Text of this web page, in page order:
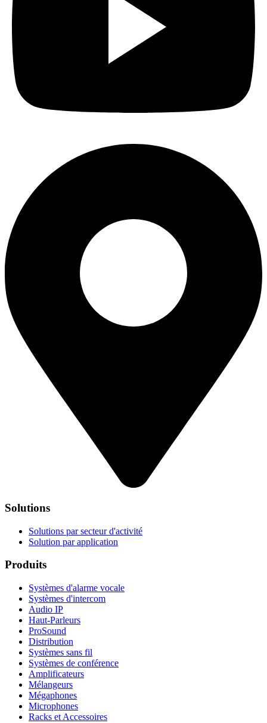
Solutions
Solutions par secteur d'activité
Solution par application
Produits
Systèmes d'alarme vocale
Systèmes d'intercom
Audio IP
Haut-Parleurs
ProSound
Distribution
Systèmes sans fil
Systèmes de conférence
Amplificateurs
Mélangeurs
Mégaphones
Microphones
Racks et Accessoires